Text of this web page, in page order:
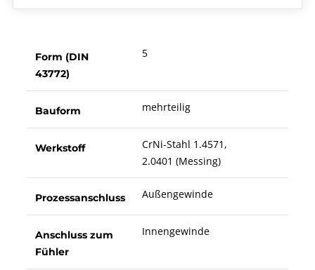
Form (DIN
43772)
5
Bauform mehrteilig
Werkstoff
CrNi-Stahl 1.4571,
2.0401 (Messing)
Prozessanschluss Außengewinde
Anschluss zum
Fühler
Innengewinde